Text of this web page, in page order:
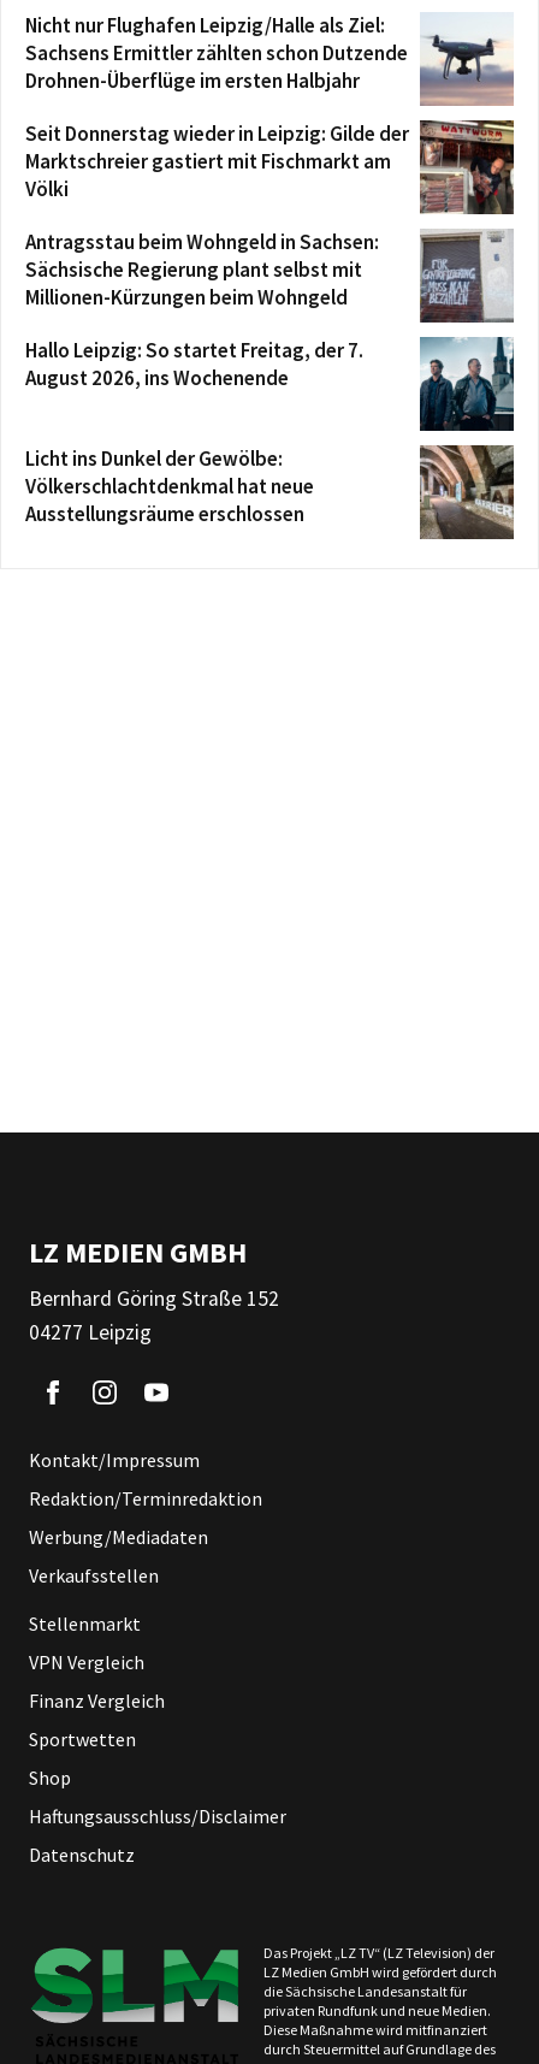
Nicht nur Flughafen Leipzig/Halle als Ziel:
Sachsens Ermittler zählten schon Dutzende
Drohnen-Überflüge im ersten Halbjahr
Seit Donnerstag wieder in Leipzig: Gilde der
Marktschreier gastiert mit Fischmarkt am
Völki
Antragsstau beim Wohngeld in Sachsen:
Sächsische Regierung plant selbst mit
Millionen-Kürzungen beim Wohngeld
Hallo Leipzig: So startet Freitag, der 7.
August 2026, ins Wochenende
Licht ins Dunkel der Gewölbe:
Völkerschlachtdenkmal hat neue
Ausstellungsräume erschlossen
LZ MEDIEN GMBH
Bernhard Göring Straße 152
04277 Leipzig
Kontakt/Impressum
Redaktion/Terminredaktion
Werbung/Mediadaten
Verkaufsstellen
Stellenmarkt
VPN Vergleich
Finanz Vergleich
Sportwetten
Shop
Haftungsausschluss/Disclaimer
Datenschutz
Das Projekt „LZ TV“ (LZ Television) der
LZ Medien GmbH wird gefördert durch
die Sächsische Landesanstalt für
privaten Rundfunk und neue Medien.
Diese Maßnahme wird mitfinanziert
durch Steuermittel auf Grundlage des